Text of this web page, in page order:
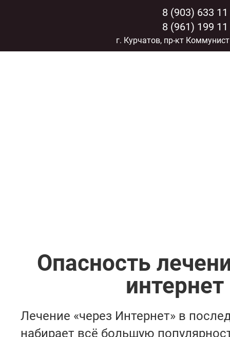
8 (903) 633
8 (961) 199
г. Курчатов, пр-кт
Опасность
интернет
Лечение «через Интернет» в
набирает всё большую